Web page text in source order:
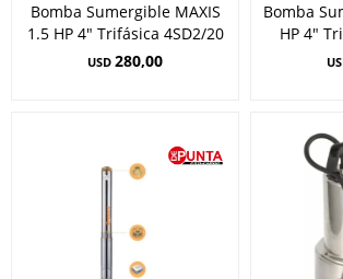
Bomba Sumergible MAXIS
1.5 HP 4" Trifásica 4SD2/20
USD 280,00
Bomba
HP 4"